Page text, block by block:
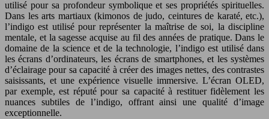
utilisé pour sa profondeur symbolique et ses propriétés spirituelles.
Dans les arts martiaux (kimonos de judo, ceintures de karaté, etc.),
l’indigo est utilisé pour représenter la maîtrise de soi, la discipline
mentale, et la sagesse acquise au fil des années de pratique. Dans le
domaine de la science et de la technologie, l’indigo est utilisé dans
les écrans d’ordinateurs, les écrans de smartphones, et les systèmes
d’éclairage pour sa capacité à créer des images nettes, des contrastes
saisissants, et une expérience visuelle immersive. L’écran OLED,
par exemple, est réputé pour sa capacité à restituer fidèlement les
nuances subtiles de l’indigo, offrant ainsi une qualité d’image
exceptionnelle.